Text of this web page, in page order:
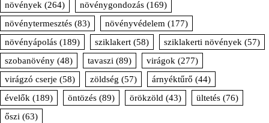
növények (264) növénygondozás (169)
növénytermesztés (83) növényvédelem (177)
növényápolás (189) sziklakert (58) sziklakerti növények (57)
szobanövény (48) tavaszi (89) virágok (277)
virágzó cserje (58) zöldség (57) árnyéktűrő (44)
évelők (189) öntözés (89) örökzöld (43) ültetés (76)
őszi (63)